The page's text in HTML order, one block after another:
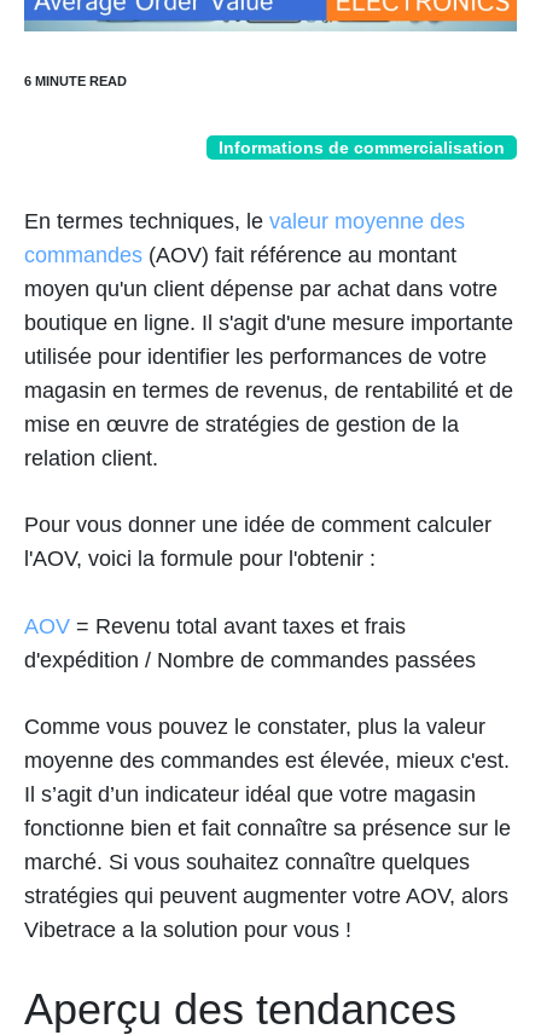
Informations de commercialisation
En termes techniques, le valeur moyenne des
commandes (AOV) fait référence au montant
moyen qu'un client dépense par achat dans votre
boutique en ligne. Il s'agit d'une mesure importante
utilisée pour identifier les performances de votre
magasin en termes de revenus, de rentabilité et de
mise en œuvre de stratégies de gestion de la
relation client.
Pour vous donner une idée de comment calculer
l'AOV, voici la formule pour l'obtenir :
AOV = Revenu total avant taxes et frais
d'expédition / Nombre de commandes passées
Comme vous pouvez le constater, plus la valeur
moyenne des commandes est élevée, mieux c'est.
Il s’agit d’un indicateur idéal que votre magasin
fonctionne bien et fait connaître sa présence sur le
marché. Si vous souhaitez connaître quelques
stratégies qui peuvent augmenter votre AOV, alors
Vibetrace a la solution pour vous !
Aperçu des tendances